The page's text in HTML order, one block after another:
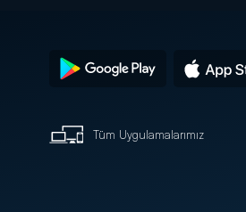
Tüm Uygulamalarımız